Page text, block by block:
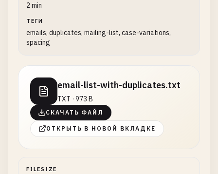
2 min
ТЕГИ
emails, duplicates, mailing-list, case-variations,
spacing
email-list-with-duplicates.txt
TXT · 973 B
СКАЧАТЬ ФАЙЛ
ОТКРЫТЬ В НОВОЙ ВКЛАДКЕ
FILESIZE